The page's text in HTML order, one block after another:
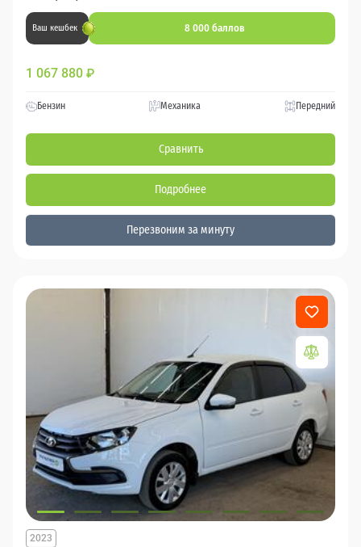
Ваш кешбек 8 000 баллов
1 067 880 ₽
Бензин Механика Передний
Сравнить
Подробнее
Перезвоним за минуту
2023